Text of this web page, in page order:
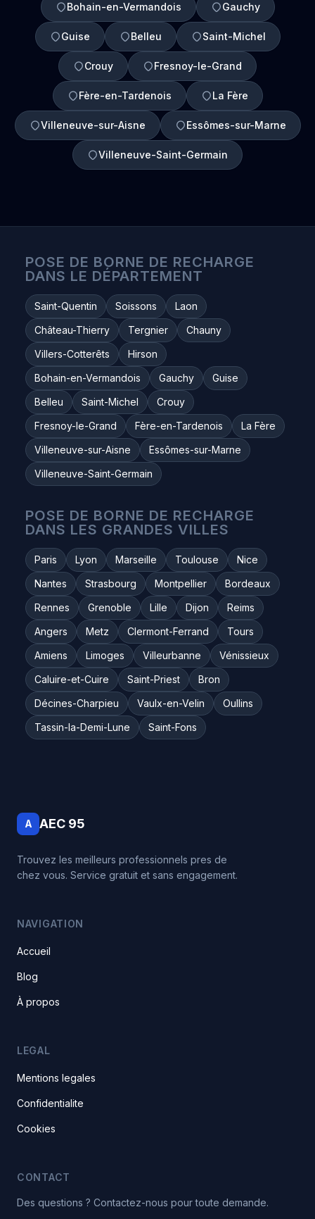
Bohain-en-Vermandois Gauchy
Guise Belleu Saint-Michel
Crouy Fresnoy-le-Grand
Fère-en-Tardenois La Fère
Villeneuve-sur-Aisne Essômes-sur-Marne
Villeneuve-Saint-Germain
POSE DE BORNE DE RECHARGE
DANS LE DÉPARTEMENT
Saint-Quentin Soissons
Laon
Château-Thierry
Tergnier
Chauny
Villers-Cotterêts
Hirson
Bohain-en-Vermandois
Gauchy
Guise
Belleu
Saint-Michel
Crouy
Fresnoy-le-Grand
Fère-en-Tardenois
La Fère
Villeneuve-sur-Aisne
Essômes-sur-Marne
Villeneuve-Saint-Germain
POSE DE BORNE DE RECHARGE
DANS LES GRANDES VILLES
Paris Lyon Marseille Toulouse
Nice
Nantes
Strasbourg Montpellier
Bordeaux
Rennes
Grenoble Lille Dijon
Reims
Angers
Metz Clermont-Ferrand
Tours
Amiens
Limoges Villeurbanne
Vénissieux
Caluire-et-Cuire
Saint-Priest
Bron
Décines-Charpieu
Vaulx-en-Velin
Oullins
Tassin-la-Demi-Lune
Saint-Fons
A AEC 95
Trouvez les meilleurs professionnels pres de
chez vous. Service gratuit et sans engagement.
NAVIGATION
Accueil
Blog
À propos
LEGAL
Mentions legales
Confidentialite
Cookies
CONTACT
Des questions ? Contactez-nous pour toute demande.